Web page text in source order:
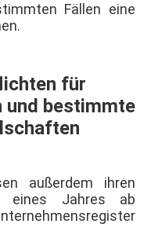
Fällen eine
für
und bestimmte
außerdem ihren
eines Jahres ab